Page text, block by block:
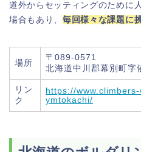
道外からセッティングのために
場合もあり、毎回様々な課題に
場所
〒089-0571
北海道中川郡幕別町字
リン
ク
https://
ymtokachi/